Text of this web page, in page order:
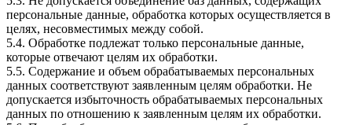
персональные данные, обработка которых осуществляется в
целях, несовместимых между собой.
5.4. Обработке подлежат только персональные данные,
которые отвечают целям их обработки.
5.5. Содержание и объем обрабатываемых персональных
данных соответствуют заявленным целям обработки. Не
допускается избыточность обрабатываемых персональных
данных по отношению к заявленным целям их обработки.